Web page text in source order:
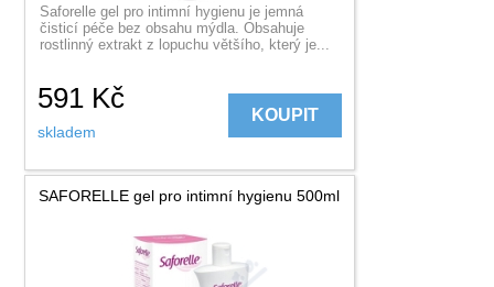
Saforelle gel pro intimní hygienu je jemná
čisticí péče bez obsahu mýdla. Obsahuje
rostlinný extrakt z lopuchu většího, který je...
591 Kč
skladem
KOUPIT
SAFORELLE gel pro intimní hygienu 500ml